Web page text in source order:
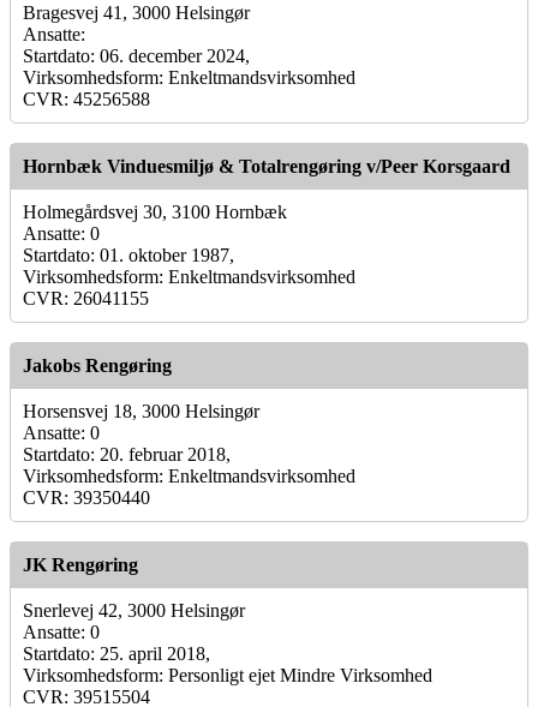
Bragesvej 41, 3000 Helsingør
Ansatte:
Startdato: 06. december 2024,
Virksomhedsform: Enkeltmandsvirksomhed
CVR: 45256588
Hornbæk Vinduesmiljø & Totalrengøring v/Peer Korsgaard
Holmegårdsvej 30, 3100 Hornbæk
Ansatte: 0
Startdato: 01. oktober 1987,
Virksomhedsform: Enkeltmandsvirksomhed
CVR: 26041155
Jakobs Rengøring
Horsensvej 18, 3000 Helsingør
Ansatte: 0
Startdato: 20. februar 2018,
Virksomhedsform: Enkeltmandsvirksomhed
CVR: 39350440
JK Rengøring
Snerlevej 42, 3000 Helsingør
Ansatte: 0
Startdato: 25. april 2018,
Virksomhedsform: Personligt ejet Mindre Virksomhed
CVR: 39515504